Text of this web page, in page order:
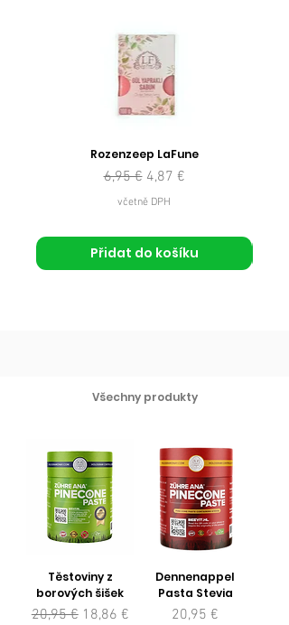
Rozenzeep LaFune
Běžná cena
6,95 € Zvýhodněná cena
4,87 €
včetně DPH
Přidat do košíku
Všechny produkty
Těstoviny z
borových šišek
Běžná cena
20,95 € Zvýhodněná cena
18,86 €
Dennenappel
Pasta Stevia
Cena
20,95 €